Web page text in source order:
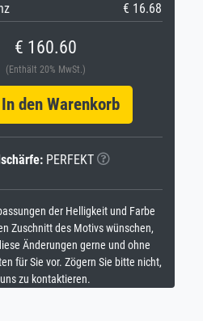
€ 16.68
€ 160.60
(Enthält 20% MwSt.)
den Warenkorb
PERFEKT
der Helligkeit und Farbe
Zuschnitt des Motivs wünschen,
Änderungen gerne und ohne
für Sie vor. Zögern Sie bitte nicht,
uns zu kontaktieren.